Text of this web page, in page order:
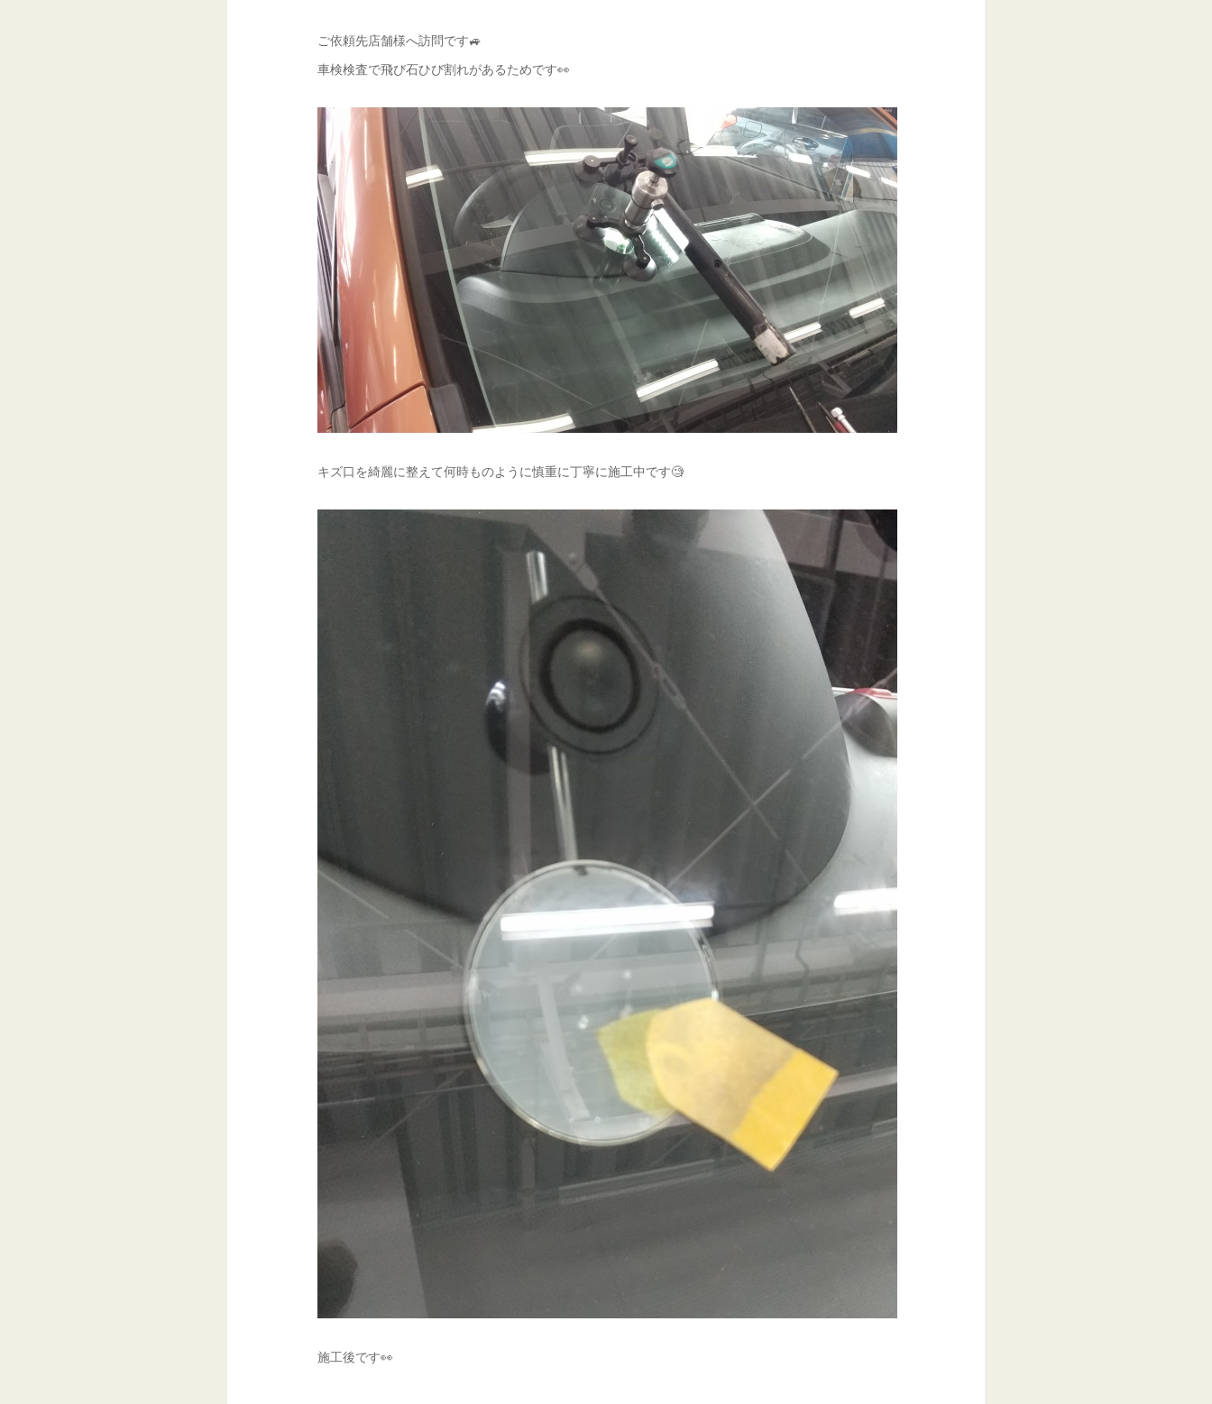
ご依頼先店舗様へ訪問です🚙
車検検査で飛び石ひび割れがあるためです👀
キズ口を綺麗に整えて何時ものように慎重に丁寧に施工中です🧐
施工後です👀